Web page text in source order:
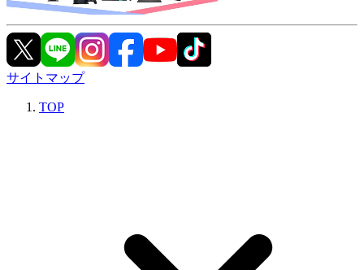
サイトマップ
TOP